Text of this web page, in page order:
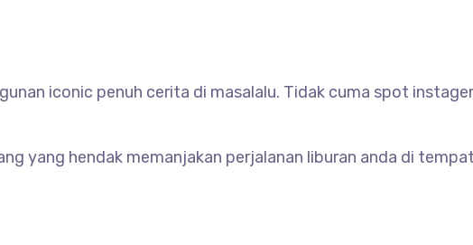
iconic penuh cerita di masalalu. Tidak cuma spot
yang hendak memanjakan perjalanan liburan anda di